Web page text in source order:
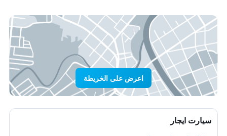
اعرض على الخريطة
سيارت ايجار